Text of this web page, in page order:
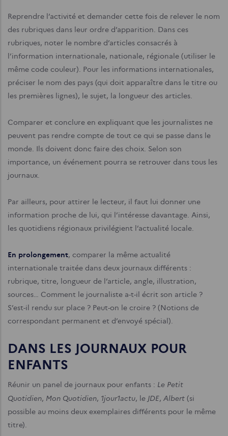
Reprendre l’activité et demander cette fois de relever le nom
des rubriques dans leur ordre d’apparition. Dans ces
rubriques, noter le nombre d’articles consacrés à
l’information internationale, nationale, régionale (utiliser le
même code couleur). Pour les informations internationales,
préciser le nom des pays (qui doit apparaître dans le titre ou
les premières lignes), le sujet, la longueur des articles.
Comparer et conclure en expliquant que les journalistes ne
peuvent pas rendre compte de tout ce qui se passe dans le
monde. Ils doivent donc faire des choix. Selon son
importance, un événement pourra se retrouver dans tous les
journaux.
Par ailleurs, pour attirer le lecteur, il faut lui donner une
information proche de lui, qui l’intéresse davantage. Ainsi,
les quotidiens régionaux privilégient l’actualité locale.
En prolongement, comparer la même actualité
internationale traitée dans deux journaux différents :
rubrique, titre, longueur de l’article, angle, illustration,
sources… Comment le journaliste a-t-il écrit son article ?
S’est-il rendu sur place ? Peut-on le croire ? (Notions de
correspondant permanent et d’envoyé spécial).
DANS LES JOURNAUX POUR
ENFANTS
Réunir un panel de journaux pour enfants : Le Petit
Quotidien, Mon Quotidien, 1jour1actu, le JDE, Albert (si
possible au moins deux exemplaires différents pour le même
titre).